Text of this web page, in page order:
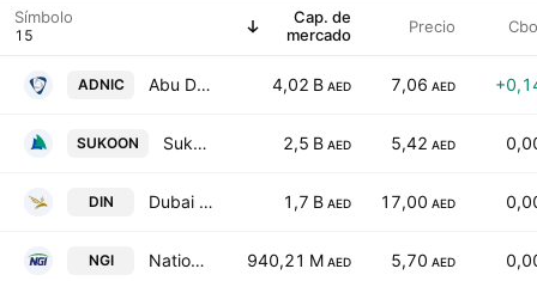
Símbolo
Cap. de
mercado
Precio
ADNIC Abu Dhabi National Insurance Company 4,02 B AED 7,06 AED
SUKOON Sukoon Insurance PJSC 2,5 B AED 5,42 AED
DIN Dubai Insurance CompanyPSC 1,7 B AED 17,00 AED
NGI National General Insurance Co (P.J.S.C) 940,21 M AED 5,70 AED